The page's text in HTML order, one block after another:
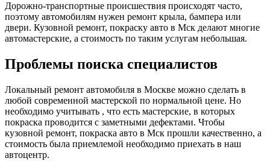
Дорожно-транспортные происшествия происходят часто,
поэтому автомобилям нужен ремонт крыла, бампера или
двери. Кузовной ремонт, покраску авто в Мск делают многие
автомастерские, а стоимость по таким услугам небольшая.
Проблемы поиска специалистов
Локальный ремонт автомобиля в Москве можно сделать в
любой современной мастерской по нормальной цене. Но
необходимо учитывать , что есть мастерские, в которых
покраска проводится с заметными дефектами. Чтобы
кузовной ремонт, покраска авто в Мск прошли качественно, а
стоимость была приемлемой необходимо приехать в наш
автоцентр.